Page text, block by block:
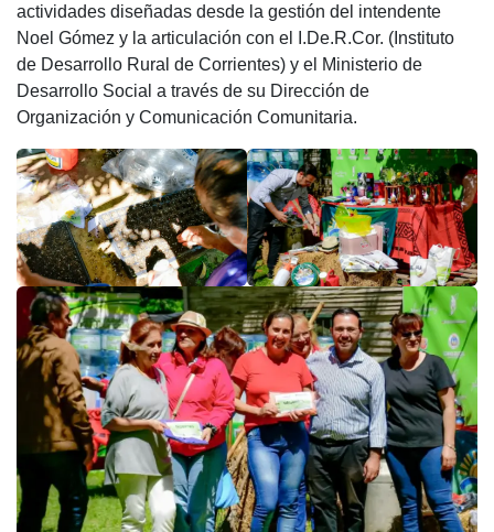
actividades diseñadas desde la gestión del intendente
Noel Gómez y la articulación con el I.De.R.Cor. (Instituto
de Desarrollo Rural de Corrientes) y el Ministerio de
Desarrollo Social a través de su Dirección de
Organización y Comunicación Comunitaria.